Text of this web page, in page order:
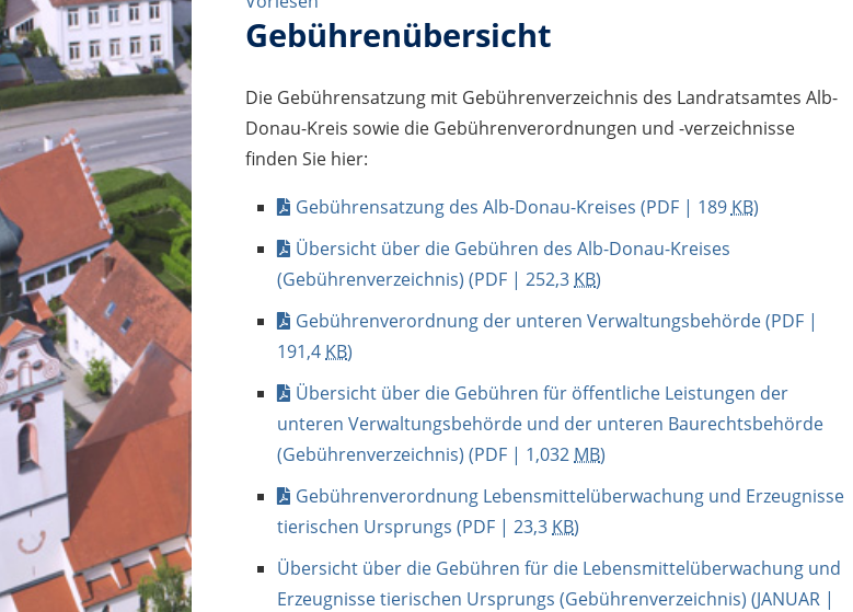
Gebührenübersicht
Die Gebührensatzung mit Gebührenverzeichnis des Landratsamtes Alb-
Donau-Kreis sowie die Gebührenverordnungen und -verzeichnisse
finden Sie hier:
Gebührensatzung des Alb-Donau-Kreises (PDF | 189 KB)
Übersicht über die Gebühren des Alb-Donau-Kreises
(Gebührenverzeichnis) (PDF | 252,3 KB)
Gebührenverordnung der unteren Verwaltungsbehörde(PDF |
191,4 KB)
Übersicht über die Gebühren für öffentliche Leistungen der
unteren Verwaltungsbehörde und der unteren Baurechtsbehörde
(Gebührenverzeichnis) (PDF | 1,032 MB)
Gebührenverordnung Lebensmittelüberwachung und Erzeugnisse
tierischen Ursprungs (PDF | 23,3 KB)
Übersicht über die Gebühren für die Lebensmittelüberwachung und
Erzeugnisse tierischen Ursprungs (Gebührenverzeichnis) (JANUAR |